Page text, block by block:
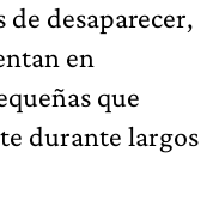
de desaparecer,
en
que
durante largos